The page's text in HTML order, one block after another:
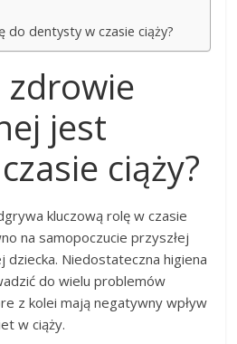
do dentysty w czasie ciąży?
zdrowie
jest
ciąży?
kluczową rolę w czasie
na samopoczucie przyszłej
dziecka. Niedostateczna higiena
do wielu problemów
z kolei mają negatywny wpływ
w ciąży.